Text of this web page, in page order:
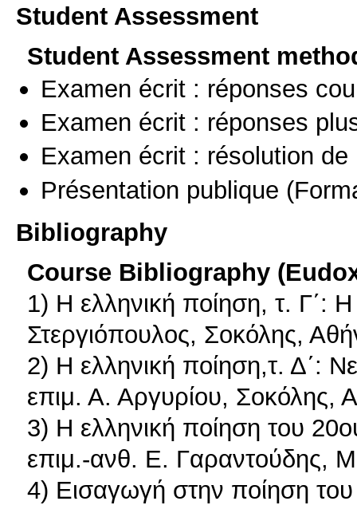
Student Assessment
Student Assessment
Examen écrit : réponses
Examen écrit : réponses
Examen écrit : résolution de
Présentation publique
Bibliography
Course Bibliography
1) Η ελληνική ποίηση, τ.
Στεργιόπουλος, Σοκόλης,
2) Η ελληνική ποίηση,τ. Δ΄:
επιμ. Α. Αργυρίου, Σοκόλης,
3) Η ελληνική ποίηση του
επιμ.-ανθ. Ε. Γαραντούδης,
4) Εισαγωγή στην ποίηση